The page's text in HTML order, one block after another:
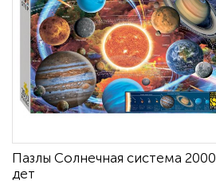
Пазлы Солнечная система 2000
дет